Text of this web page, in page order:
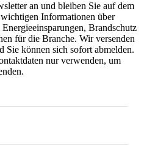
an und bleiben Sie auf dem
Informationen über
Brandschutz
für die Branche. Wir versenden
Sie können sich sofort abmelden.
nur verwenden, um